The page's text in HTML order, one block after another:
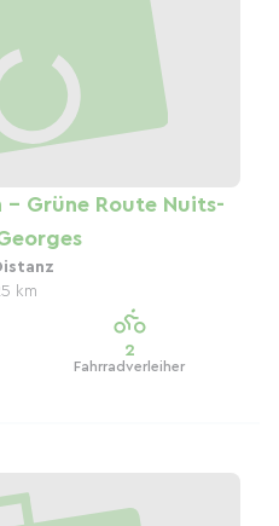
Grüne Route Nuits-
km
2
Fahrradverleiher